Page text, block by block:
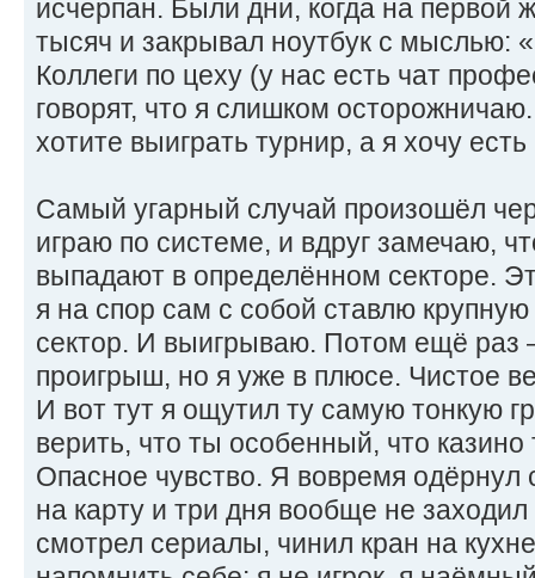
исчерпан. Были дни, когда на первой
тысяч и закрывал ноутбук с мыслью:
Коллеги по цеху (у нас есть чат
говорят, что я слишком
хотите выиграть турнир, а я хочу
Самый угарный случай произошёл
играю по системе, и вдруг замечаю,
выпадают в определённом секторе.
я на спор сам с собой ставлю
сектор. И выигрываю. Потом ещё
проигрыш, но я уже в плюсе. Чистое
И вот тут я ощутил ту самую тонкую
верить, что ты особенный, что
Опасное чувство. Я вовремя одёрнул
на карту и три дня вообще не заходил
смотрел сериалы, чинил кран на